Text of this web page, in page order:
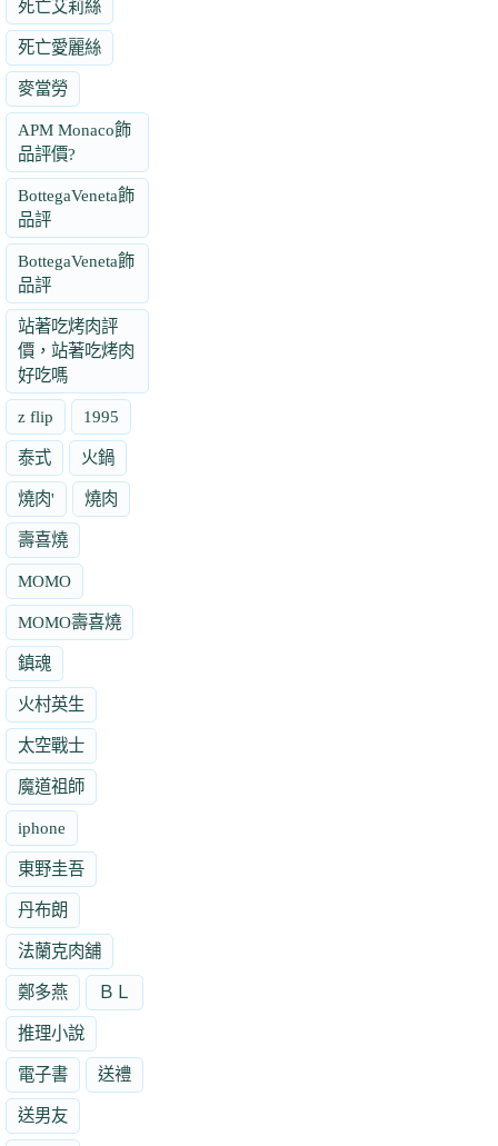
死亡艾莉絲
死亡愛麗絲
麥當勞
APM Monaco飾
品評價?
BottegaVeneta飾
品評
BottegaVeneta飾
品評
站著吃烤肉評
價，站著吃烤肉
好吃嗎
z flip 1995
泰式 火鍋
燒肉' 燒肉
壽喜燒
MOMO
MOMO壽喜燒
鎮魂
火村英生
太空戰士
魔道祖師
iphone
東野圭吾
丹布朗
法蘭克肉舖
鄭多燕 ＢＬ
推理小說
電子書 送禮
送男友